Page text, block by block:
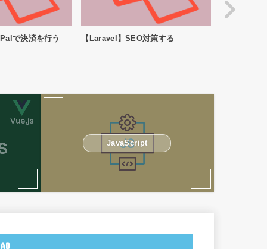
対策する
【Laravel】中間テーブルを使って
JavaScript
AD